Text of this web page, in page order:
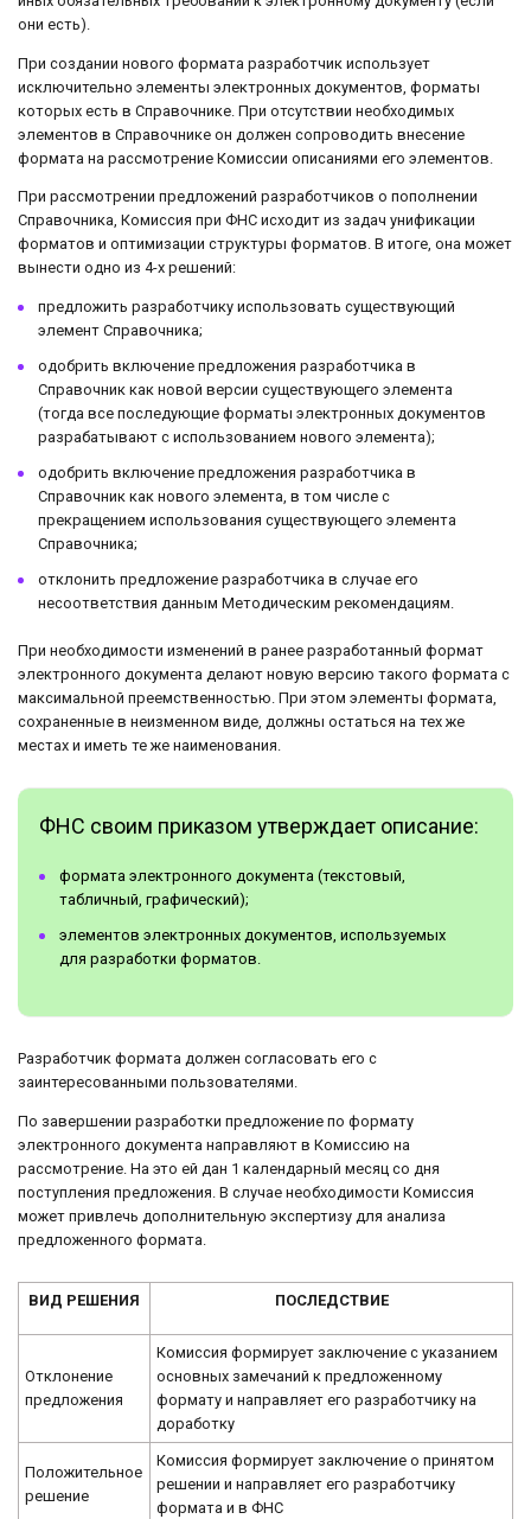
они есть).
При создании нового формата разработчик использует
исключительно элементы электронных документов, форматы
которых есть в Справочнике. При отсутствии необходимых
элементов в Справочнике он должен сопроводить внесение
формата на рассмотрение Комиссии описаниями его элементов.
При рассмотрении предложений разработчиков о пополнении
Справочника, Комиссия при ФНС исходит из задач унификации
форматов и оптимизации структуры форматов. В итоге, она может
вынести одно из 4-х решений:
предложить разработчику использовать существующий
элемент Справочника;
одобрить включение предложения разработчика в
Справочник как новой версии существующего элемента
(тогда все последующие форматы электронных документов
разрабатывают с использованием нового элемента);
одобрить включение предложения разработчика в
Справочник как нового элемента, в том числе с
прекращением использования существующего элемента
Справочника;
отклонить предложение разработчика в случае его
несоответствия данным Методическим рекомендациям.
При необходимости изменений в ранее разработанный формат
электронного документа делают новую версию такого формата с
максимальной преемственностью. При этом элементы формата,
сохраненные в неизменном виде, должны остаться на тех же
местах и иметь те же наименования.
ФНС своим приказом утверждает описание:
формата электронного документа (текстовый,
табличный, графический);
элементов электронных документов, используемых
для разработки форматов.
Разработчик формата должен согласовать его с
заинтересованными пользователями.
По завершении разработки предложение по формату
электронного документа направляют в Комиссию на
рассмотрение. На это ей дан 1 календарный месяц со дня
поступления предложения. В случае необходимости Комиссия
может привлечь дополнительную экспертизу для анализа
предложенного формата.
ВИД РЕШЕНИЯ ПОСЛЕДСТВИЕ
Отклонение
предложения
Комиссия формирует заключение с указанием
основных замечаний к предложенному
формату и направляет его разработчику на
доработку
Положительное
решение
Комиссия формирует заключение о принятом
решении и направляет его разработчику
формата и в ФНС